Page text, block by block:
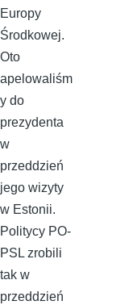
Europy
Środkowej.
Oto
apelowaliśm
y do
prezydenta
w
przeddzień
jego wizyty
w Estonii.
Politycy PO-
PSL zrobili
tak w
przeddzień